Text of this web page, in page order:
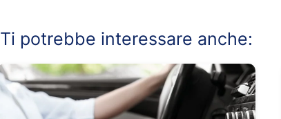
Ti potrebbe interessare anche: